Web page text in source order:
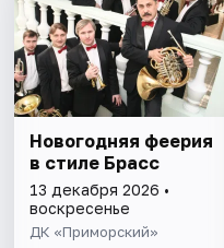
Новогодняя феерия
в стиле Брасс
13 декабря 2026 •
воскресенье
ДК «Приморский»